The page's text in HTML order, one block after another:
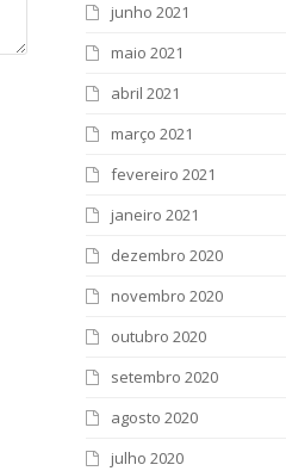
junho 2021
maio 2021
abril 2021
março 2021
fevereiro 2021
janeiro 2021
dezembro 2020
novembro 2020
outubro 2020
setembro 2020
agosto 2020
julho 2020